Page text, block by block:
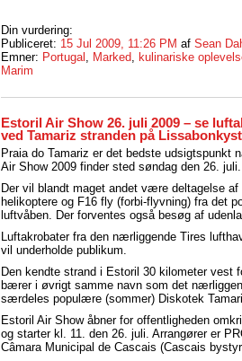
Din vurdering:
Publiceret: 15 Jul 2009, 11:26 PM af Sean
Emner: Portugal Marked
kulinariske
Marim
Estoril Air Show 26. juli 2009 – se
ved Tamariz stranden på
Praia do Tamariz er det bedste udsigtspunkt
Air Show 2009 finder sted søndag den 26. juli.
Der vil blandt maget andet være deltagelse af
helikoptere og F16 fly (forbi-flyvning) fra det
luftvåben. Der forventes også besøg af
Luftakrobater fra den nærliggende Tires
vil underholde publikum.
Den kendte strand i Estoril 30 kilometer vest
bærer i øvrigt samme navn som det
særdeles populære (sommer) Diskotek
Estoril Air Show åbner for offentligheden
og starter kl. 11. den 26. juli. Arrangører er
Câmara Municipal de Cascais (Cascais